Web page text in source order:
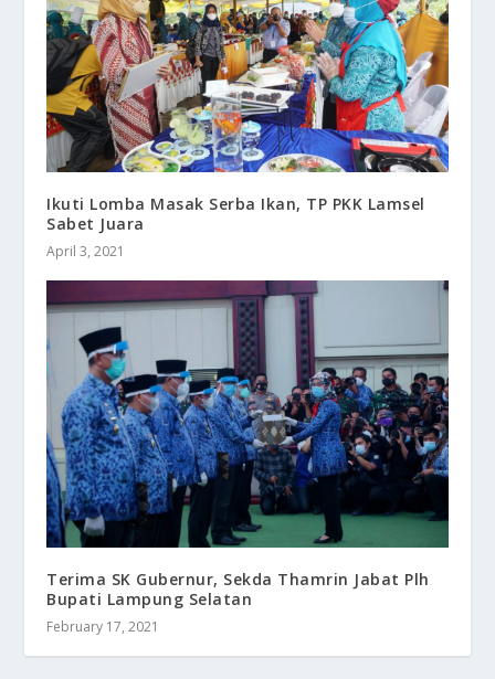
Ikuti Lomba Masak Serba Ikan, TP PKK Lamsel
Sabet Juara
April 3, 2021
Terima SK Gubernur, Sekda Thamrin Jabat Plh
Bupati Lampung Selatan
February 17, 2021